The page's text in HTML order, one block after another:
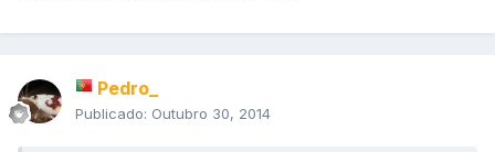
Pedro_
Publicado: Outubro 30, 2014